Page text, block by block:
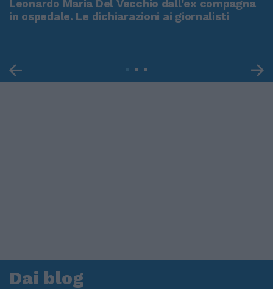
Leonardo Maria Del Vecchio dall'ex compagna
in ospedale. Le dichiarazioni ai giornalisti
Dai blog